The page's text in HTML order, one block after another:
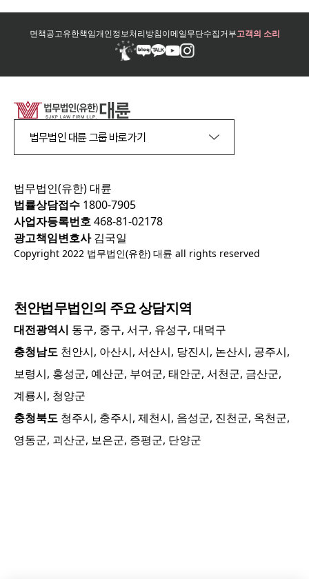
면책공고유한책임개인정보처리방침이메일무단수집거부고객의 소리
법무법인 대륜 그룹 바로가기
법무법인(유한) 대륜
법률상담접수 1800-7905
사업자등록번호468-81-02178
광고책임변호사김국일
Copyright 2022 법무법인(유한) 대륜 all rights reserved
천안법무법인의 주요 상담지역
대전광역시 동구, 중구, 서구, 유성구, 대덕구
충청남도 천안시, 아산시, 서산시, 당진시, 논산시, 공주시,
보령시, 홍성군, 예산군, 부여군, 태안군, 서천군, 금산군,
계룡시, 청양군
충청북도 청주시, 충주시, 제천시, 음성군, 진천군, 옥천군,
영동군, 괴산군, 보은군, 증평군, 단양군